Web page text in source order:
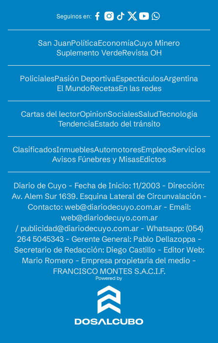
Seguinos en:
San JuanPolíticaEconomíaCuyo Minero
Suplemento VerdeRevista OH
PolicialesPasión DeportivaEspectáculosArgentina
El MundoRecetasEn las redes
Cartas del lectorOpinionSocialesSaludTecnología
TendenciaEstado del tránsito
ClasificadosInmueblesAutomotoresEmpleosServicios
Avisos Fúnebres y MisasEdictos
Diario de Cuyo - Fecha de Inicio: 11/2003 - Dirección:
Av. Alem Sur 1639. Esquina Lateral de Circunvalación -
Contacto: web@diariodecuyo.com.ar- Email:
web@diariodecuyo.com.ar
/ publicidad@diariodecuyo.com.ar- Whatsapp: (054)
264 5045343 - Gerente General: Pablo Dellazoppa -
Secretario de Redacción: Diego Castillo - Editor Web:
Mario Romero - Empresa propietaria del medio -
FRANCISCO MONTES S.A.C.I.F.